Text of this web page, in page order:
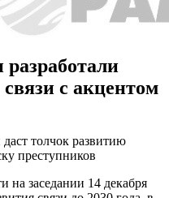
разработали
с акцентом
толчок развитию
преступников
на заседании 14 декабря